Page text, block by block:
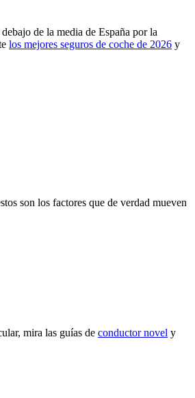
de la media de España por la
los mejores seguros de coche de 2026 y
son los factores que de verdad mueven
mira las guías de conductor novel y